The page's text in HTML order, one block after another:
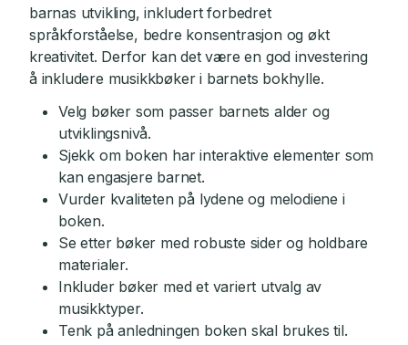
barnas utvikling, inkludert forbedret
språkforståelse, bedre konsentrasjon og økt
kreativitet. Derfor kan det være en god investering
å inkludere musikkbøker i barnets bokhylle.
Velg bøker som passer barnets alder og
utviklingsnivå.
Sjekk om boken har interaktive elementer som
kan engasjere barnet.
Vurder kvaliteten på lydene og melodiene i
boken.
Se etter bøker med robuste sider og holdbare
materialer.
Inkluder bøker med et variert utvalg av
musikktyper.
Tenk på anledningen boken skal brukes til.